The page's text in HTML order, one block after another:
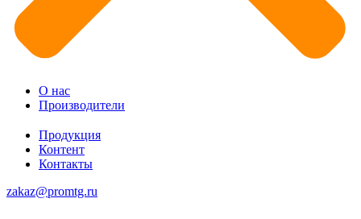
О нас
Производители
Продукция
Контент
Контакты
zakaz@promtg.ru